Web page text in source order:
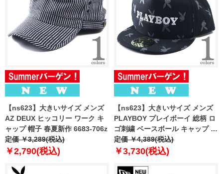
【ns623】大きいサイズ メンズ
AZ DEUX ヒッコリー ワーク キ
ャップ 帽子 春夏新作 6683-706z
定価 ￥3,289(税込)
￥2,790(税込)
【ns623】大きいサイズ メンズ
PLAYBOY プレイボーイ 総柄 ロ
ゴ刺繍 ベースボール キャップ 帽
子 春夏新作 6613-701
定価 ￥4,389(税込)
￥3,730(税込)